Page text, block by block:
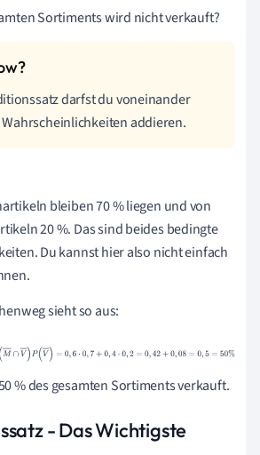
Sortiments wird nicht verkauft?
darfst du voneinander
addieren.
bleiben 70 % liegen und von
20 %. Das sind beides bedingte
Du kannst hier also nicht einfach
sieht so aus:
∩V)P(V)= 0,6·0, 7+0,4·0,2=0,42+0,08=0,5=
% des gesamten Sortiments verkauft.
- Das Wichtigste